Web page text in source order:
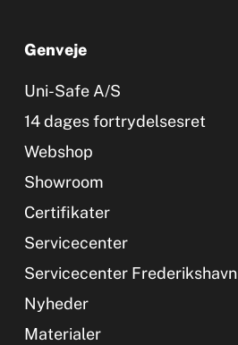
Genveje
Uni-Safe A/S
14 dages fortrydelsesret
Webshop
Showroom
Certifikater
Servicecenter
Servicecenter Frederikshavn
Nyheder
Materialer